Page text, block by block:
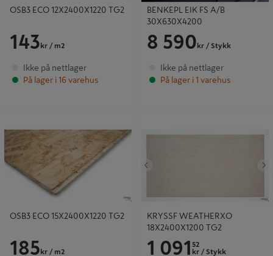
OSB3 ECO 12X2400X1220 TG2
143 kr / m2
Ikke på nettlager
På lager i 16 varehus
BENKEPL EIK FS A/B
30X630X4200
8 590 kr / Stykk
Ikke på nettlager
På lager i 1 varehus
OSB3 ECO 15X2400X1220 TG2
185 kr / m2
KRYSSF WEATHERXO
18X2400X1200 TG2
1 091
52
kr / Stykk